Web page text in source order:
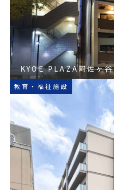
KYOE PLAZA阿佐ヶ谷
教育・福祉施設